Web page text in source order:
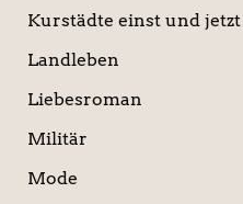
Kurstädte einst und jetzt
Landleben
Liebesroman
Militär
Mode